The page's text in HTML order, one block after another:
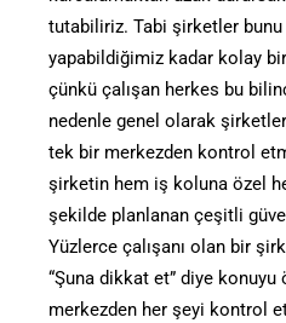
tutabiliriz. Tabi şirketler
yapabildiğimiz kadar kolay
çünkü çalışan herkes bu
nedenle genel olarak
tek bir merkezden kontrol
şirketin hem iş koluna özel
şekilde planlanan çeşitli
Yüzlerce çalışanı olan bir
“Şuna dikkat et” diye
merkezden her şeyi kontrol